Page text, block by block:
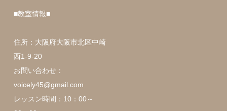
■教室情報■
住所：大阪府大阪市北区中崎
西1-9-20
お問い合わせ：
voicely45@gmail.com
レッスン時間：10：00～